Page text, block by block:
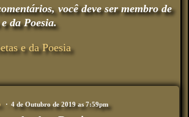
você deve ser membro de
da Poesia.
e da Poesia
4 de Outubro de 2019 as 7:59pm